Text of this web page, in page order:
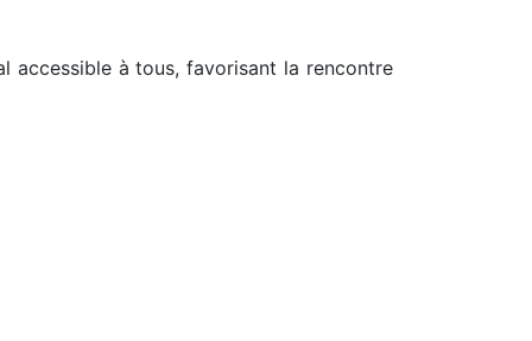
accessible à tous, favorisant la rencontre